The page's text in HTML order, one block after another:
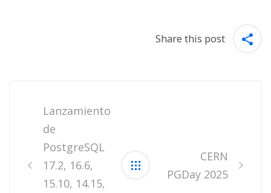
Share this post
navigation
Lanzamiento
de
PostgreSQL
17.2, 16.6,
15.10, 14.15,
CERN
PGDay 2025